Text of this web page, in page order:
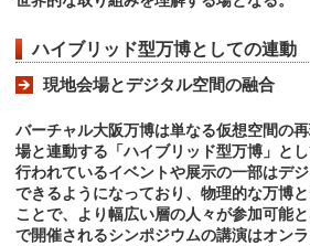
ハイブリッド型万博としての連動
現地会場とデジタル空間の融合
バーチャル大阪万博は単なる仮想空間の
場と連動する「ハイブリッド型万博」と
行われているイベントや展示の一部はデ
できるようになっており、物理的な万博
ことで、より幅広い層の人々が参加可能
で開催されるシンポジウムの講演はオン